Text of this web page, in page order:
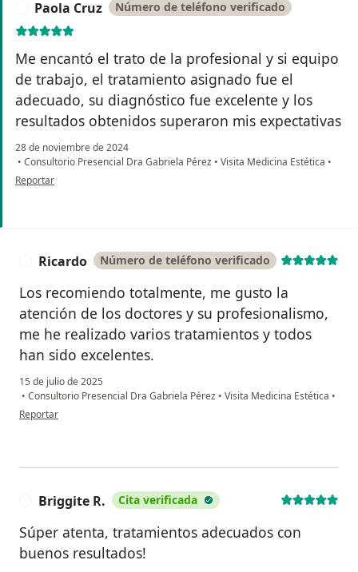
Paola Cruz Número de teléfono verificado
Me encantó el trato de la profesional y si equipo
de trabajo, el tratamiento asignado fue el
adecuado, su diagnóstico fue excelente y los
resultados obtenidos superaron mis expectativas
28 de noviembre de 2024
• Consultorio Presencial Dra Gabriela Pérez • Visita Medicina Estética •
en opinión del usuario Paola Cruz
Reportar
Ricardo Número de teléfono verificado
Los recomiendo totalmente, me gusto la
atención de los doctores y su profesionalismo,
me he realizado varios tratamientos y todos
han sido excelentes.
15 de julio de 2025
• Consultorio Presencial Dra Gabriela Pérez • Visita Medicina Estética •
en opinión del usuario Ricardo
Reportar
Briggite R. Cita verificada
Súper atenta, tratamientos adecuados con
buenos resultados!